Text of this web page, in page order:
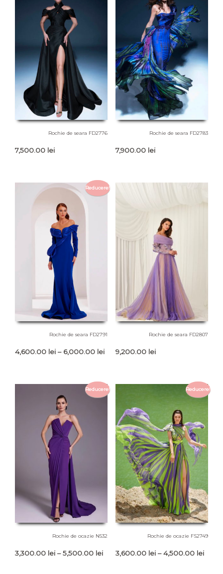
Rochie de seara FD2776
7,500.00 lei
Rochie de seara FD2783
7,900.00 lei
Reducere!
Rochie de seara FD2791
4,600.00 lei – 6,000.00 leiInterval
4,600.00 lei
până
6,000.00 lei
Rochie de seara FD2807
9,200.00 lei
Reducere!
Rochie de ocazie N532
3,300.00 lei – 5,500.00 leiInterval
Reducere!
Rochie de ocazie FS2749
3,600.00 lei – 4,500.00 lei